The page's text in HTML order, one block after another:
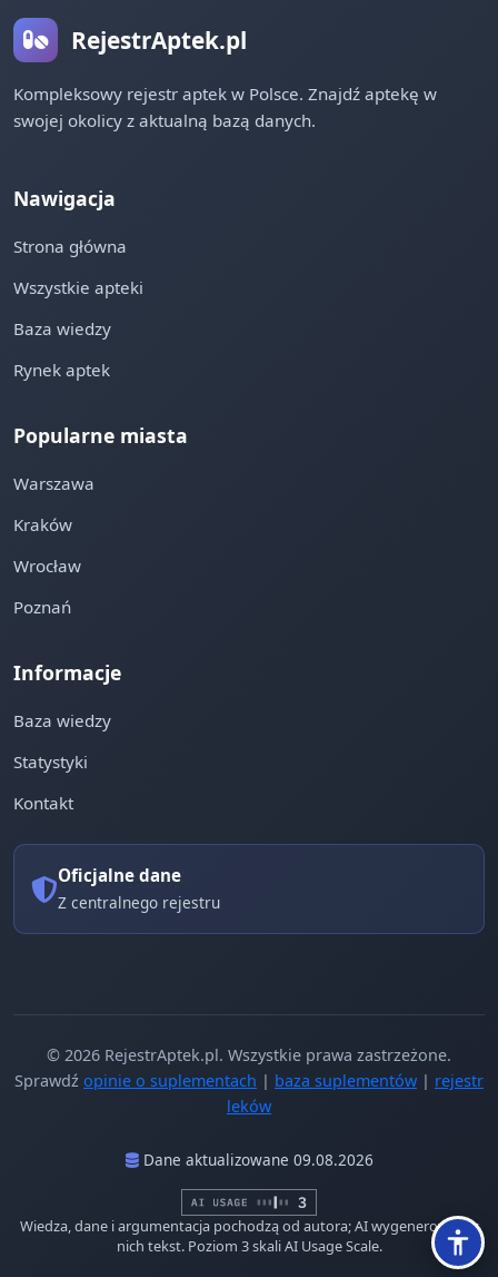
RejestrAptek.pl
Kompleksowy rejestr aptek w Polsce. Znajdź aptekę w
swojej okolicy z aktualną bazą danych.
Nawigacja
Strona główna
Wszystkie apteki
Baza wiedzy
Rynek aptek
Popularne miasta
Warszawa
Kraków
Wrocław
Poznań
Informacje
Baza wiedzy
Statystyki
Kontakt
Oficjalne dane
Z centralnego rejestru
© 2026 RejestrAptek.pl. Wszystkie prawa zastrzeżone.
Sprawdź opinie o suplementach | baza suplementów | rejestr
leków
Dane aktualizowane 09.08.2026
Wiedza, dane i argumentacja pochodzą od autora; AI wygenerowało z
nich tekst. Poziom 3 skali AI Usage Scale.